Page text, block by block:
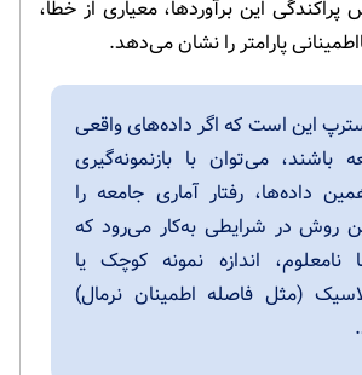
این برآوردها، معیاری از خطا،
پارامتر را نشان می‌دهد.
این است که اگر داده‌های واقعی
باشند، می‌توان با بازنمونه‌گیری
داده‌ها، رفتار آماری جامعه را
روش در شرایطی به‌کار می‌رود که
نامعلوم، اندازه نمونه کوچک یا
(مثل فاصله اطمینان نرمال)